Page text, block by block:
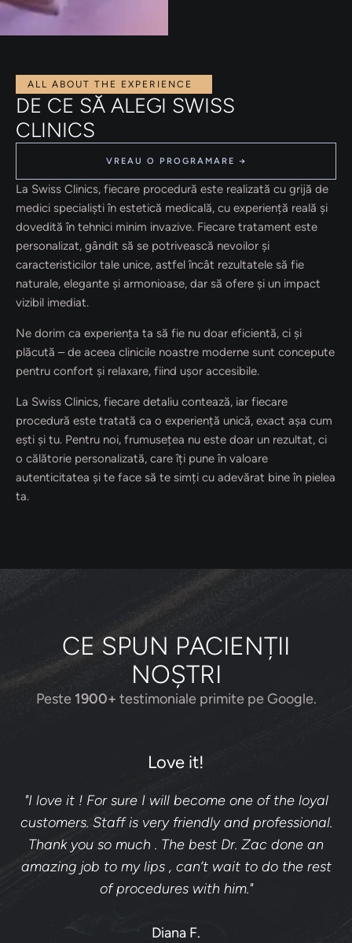
ALL ABOUT THE EXPERIENCE
DE CE SĂ ALEGI SWISS
CLINICS
VREAU O PROGRAMARE →
La Swiss Clinics, fiecare procedură este realizată cu grijă de
medici specialiști în estetică medicală, cu experiență reală și
dovedită în tehnici minim invazive. Fiecare tratament este
personalizat, gândit să se potrivească nevoilor și
caracteristicilor tale unice, astfel încât rezultatele să fie
naturale, elegante și armonioase, dar să ofere și un impact
vizibil imediat.
Ne dorim ca experiența ta să fie nu doar eficientă, ci și
plăcută – de aceea clinicile noastre moderne sunt concepute
pentru confort și relaxare, fiind ușor accesibile.
La Swiss Clinics, fiecare detaliu contează, iar fiecare
procedură este tratată ca o experiență unică, exact așa cum
ești și tu. Pentru noi, frumusețea nu este doar un rezultat, ci
o călătorie personalizată, care îți pune în valoare
autenticitatea și te face să te simți cu adevărat bine în pielea
ta.
CE SPUN PACIENȚII
NOȘTRI
Peste 1900+ testimoniale primite pe Google.
Love it!
"I love it ! For sure I will become one of the loyal
customers. Staff is very friendly and professional.
Thank you so much . The best Dr. Zac done an
amazing job to my lips , can’t wait to do the rest
of procedures with him."
Diana F.